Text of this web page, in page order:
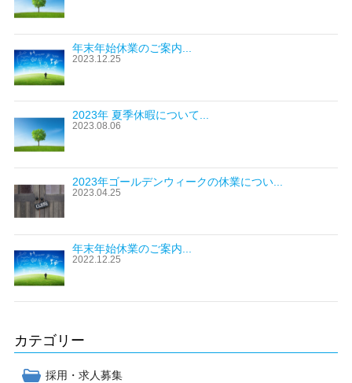
年末年始休業のご案内...
2023.12.25
2023年 夏季休暇について...
2023.08.06
2023年ゴールデンウィークの休業につい...
2023.04.25
年末年始休業のご案内...
2022.12.25
カテゴリー
採用・求人募集